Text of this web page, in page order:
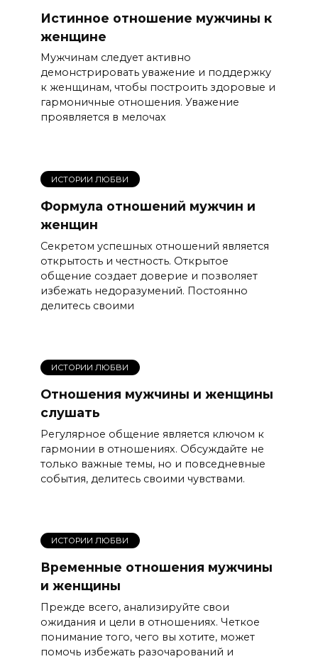
Истинное отношение мужчины к
женщине
Мужчинам следует активно
демонстрировать уважение и поддержку
к женщинам, чтобы построить здоровые и
гармоничные отношения. Уважение
проявляется в мелочах
ИСТОРИИ ЛЮБВИ
Формула отношений мужчин и
женщин
Секретом успешных отношений является
открытость и честность. Открытое
общение создает доверие и позволяет
избежать недоразумений. Постоянно
делитесь своими
ИСТОРИИ ЛЮБВИ
Отношения мужчины и женщины
слушать
Регулярное общение является ключом к
гармонии в отношениях. Обсуждайте не
только важные темы, но и повседневные
события, делитесь своими чувствами.
ИСТОРИИ ЛЮБВИ
Временные отношения мужчины
и женщины
Прежде всего, анализируйте свои
ожидания и цели в отношениях. Четкое
понимание того, чего вы хотите, может
помочь избежать разочарований и